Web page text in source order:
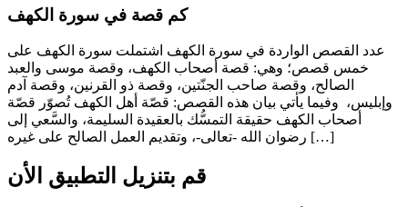
كم قصة في سورة الكهف
عدد القصص الواردة في سورة الكهف اشتملت سورة الكهف على
خمس قصص؛ وهي: قصة أصحاب الكهف، وقصة موسى والعبد
الصالح، وقصة صاحب الجنّتين، وقصة ذو القرنين، وقصة آدم
وإبليس، وفيما يأتي بيان هذه القصص: قصّة أهل الكهف تُصوّر قصّة
أصحاب الكهف حقيقة التمسُّك بالعقيدة السليمة، والسَّعي إلى
رضوان الله -تعالى-، وتقديم العمل الصالح على غيره […]
قم بتنزيل التطبيق الأن